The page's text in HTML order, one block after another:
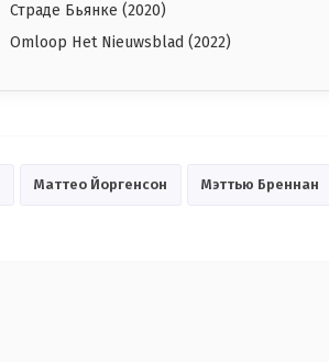
Страде Бьянке (2020)
Omloop Het Nieuwsblad (2022)
Маттео Йоргенсон Мэттью Бреннан